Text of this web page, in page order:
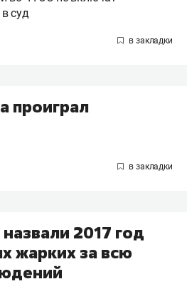
суд
проиграл
2017 год
жарких за всю